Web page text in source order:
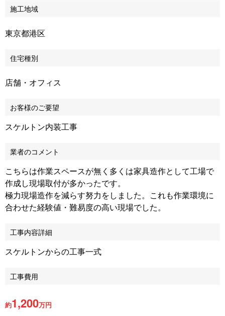
施工地域
東京都港区
住宅種別
店舗・オフィス
お客様のご要望
スケルトン内装工事
業者のコメント
こちらは作業スペースが無く多くは家具造作として工場で
作成し現場取付が多かったです。
極力現場造作を減らす努力をしました。これも作業環境に
合わせた経験値・難易度の高い現場でした。
工事内容詳細
スケルトンからの工事一式
工事費用
約1,200万円